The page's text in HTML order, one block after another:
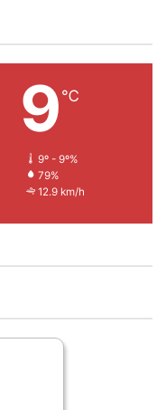
9 ℃
9º - 9º%
79%
12.9 km/h